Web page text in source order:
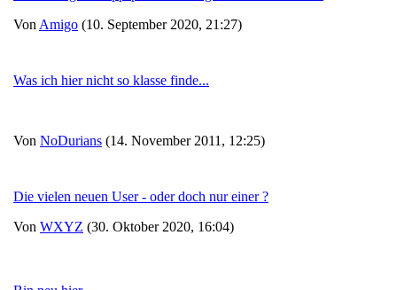
Von Amigo (10. September 2020, 21:27)
Was ich hier nicht so klasse finde...
Von NoDurians (14. November 2011, 12:25)
Die vielen neuen User - oder doch nur einer ?
Von WXYZ (30. Oktober 2020, 16:04)